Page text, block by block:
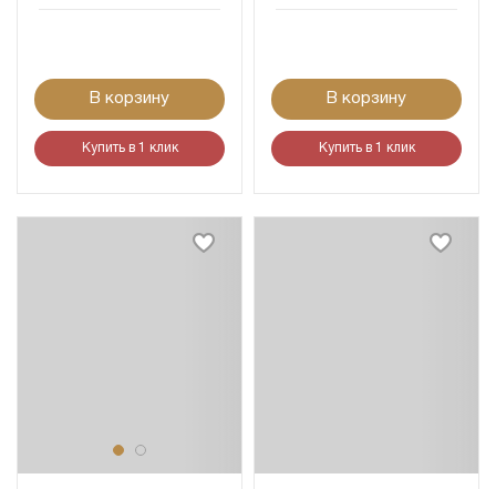
В корзину
Купить в 1 клик
В корзину
Купить в 1 клик